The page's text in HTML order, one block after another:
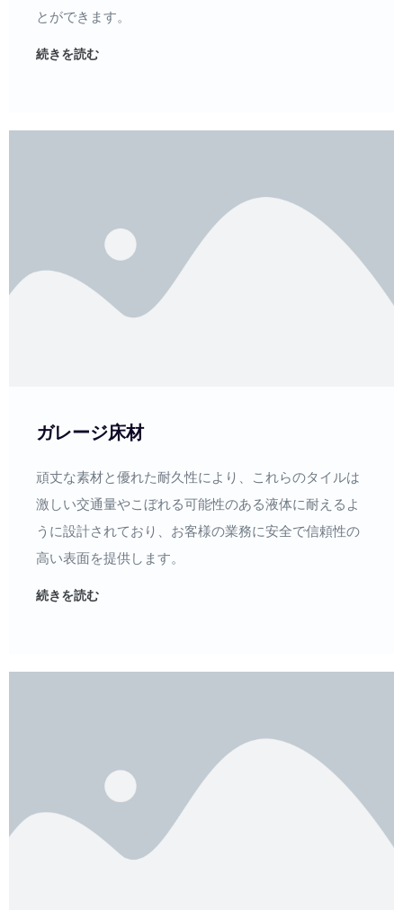
とができます。
続きを読む
ガレージ床材
頑丈な素材と優れた耐久性により、これらのタイルは
激しい交通量やこぼれる可能性のある液体に耐えるよ
うに設計されており、お客様の業務に安全で信頼性の
高い表面を提供します。
続きを読む